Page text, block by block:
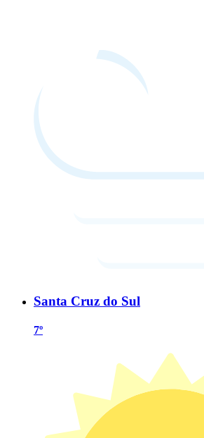
Santa Cruz do Sul
7º